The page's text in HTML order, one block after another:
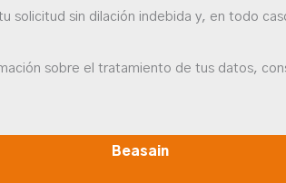
solicitud sin dilación indebida y, en todo
sobre el tratamiento de tus datos,
Beasain